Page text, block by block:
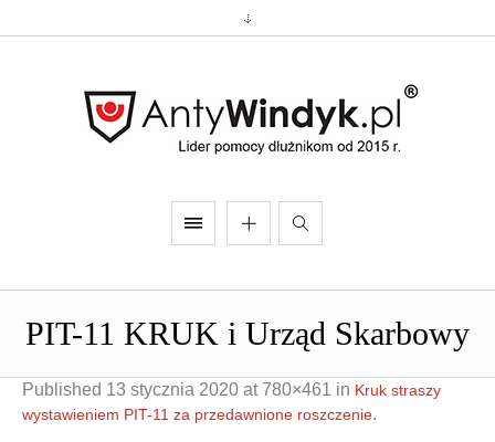
PIT-11 KRUK i Urząd Skarbowy
Published 13 stycznia 2020 at 780×461 in Kruk straszy
wystawieniem PIT-11 za przedawnione roszczenie.